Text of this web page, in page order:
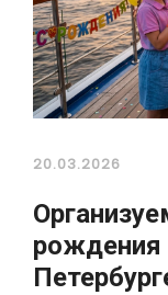
20.03.2026
рождения